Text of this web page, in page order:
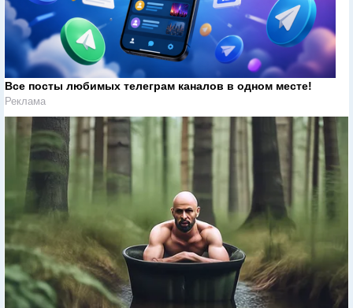
Все посты любимых телеграм каналов в одном месте!
Реклама